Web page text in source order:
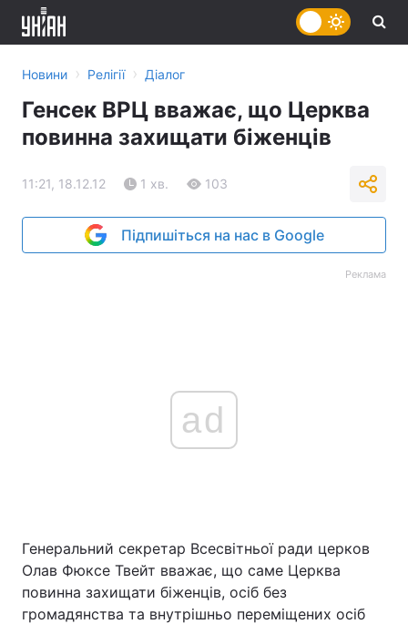
Новини › Релігії › Діалог
Генсек ВРЦ вважає, що Церква
повинна захищати біженців
11:21, 18.12.12 1 хв. 103
Підпишіться на нас в Google
Реклама
ad
Генеральний секретар Всесвітньої ради церков
Олав Фюксе Твейт вважає, що саме Церква
повинна захищати біженців, осіб без
громадянства та внутрішньо переміщених осіб